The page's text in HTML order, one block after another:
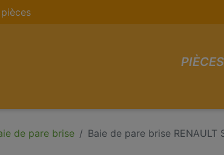
PIÈCES
de pare brise Baie de pare brise RENAULT